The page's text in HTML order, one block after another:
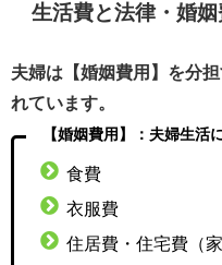
生活費と法律・婚
夫婦は【婚姻費用】を分
れています。
【婚姻費用】：夫婦生活
食費
衣服費
住居費・住宅費（